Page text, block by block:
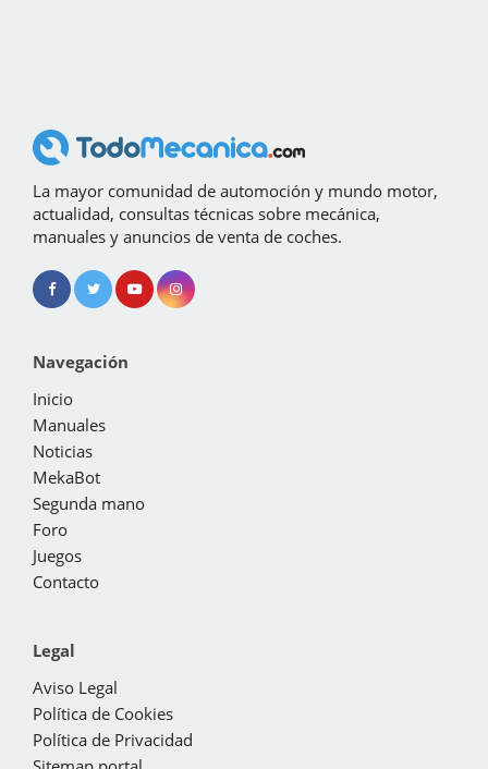
La mayor comunidad de automoción y mundo motor,
actualidad, consultas técnicas sobre mecánica,
manuales y anuncios de venta de coches.
Navegación
Inicio
Manuales
Noticias
MekaBot
Segunda mano
Foro
Juegos
Contacto
Legal
Aviso Legal
Política de Cookies
Política de Privacidad